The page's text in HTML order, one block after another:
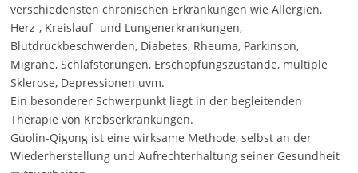
verschiedensten chronischen Erkrankungen wie Allergien,
Herz-, Kreislauf- und Lungenerkrankungen,
Blutdruckbeschwerden, Diabetes, Rheuma, Parkinson,
Migräne, Schlafstörungen, Erschöpfungszustände, multiple
Sklerose, Depressionen uvm.
Ein besonderer Schwerpunkt liegt in der begleitenden
Therapie von Krebserkrankungen.
Guolin-Qigong ist eine wirksame Methode, selbst an der
Wiederherstellung und Aufrechterhaltung seiner Gesundheit